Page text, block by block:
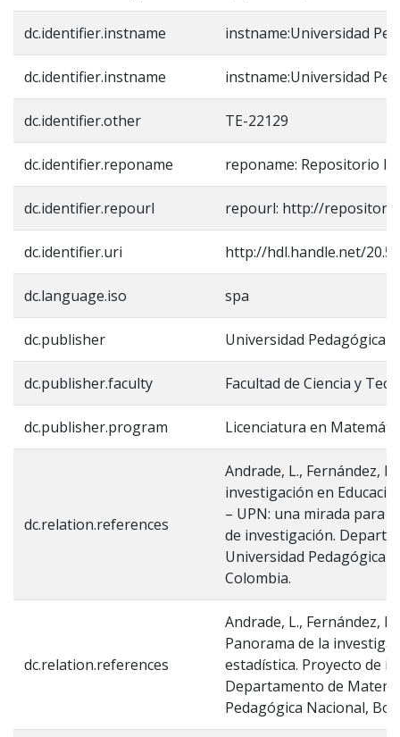
dc.identifier.instname instname:Universidad
dc.identifier.instname instname:Universidad
dc.identifier.other TE-22129
dc.identifier.reponame reponame: Repositorio
dc.identifier.repourl repourl: http://
dc.identifier.uri http://hdl.handle.net/
dc.language.iso spa
dc.publisher Universidad Pedagógica
dc.publisher.faculty Facultad de Ciencia y
dc.publisher.program Licenciatura en
dc.relation.references
Andrade, L., Fernández,
investigación en
– UPN: una mirada para
de investigación.
Universidad Pedagógica
Colombia.
dc.relation.references
Andrade, L., Fernández,
Panorama de la
estadística. Proyecto de
Departamento de
Pedagógica Nacional,